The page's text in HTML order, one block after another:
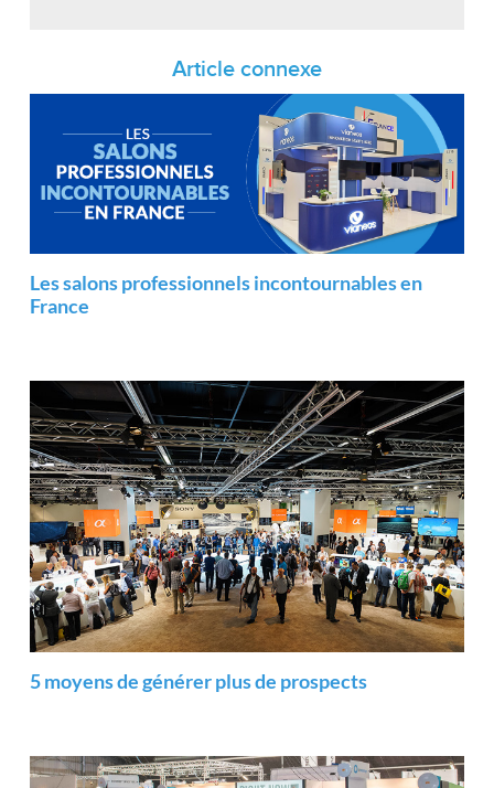
Article connexe
Les salons professionnels incontournables en
France
5 moyens de générer plus de prospects